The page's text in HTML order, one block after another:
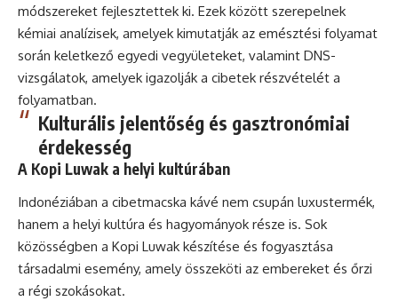
módszereket fejlesztettek ki. Ezek között szerepelnek
kémiai analízisek, amelyek kimutatják az emésztési folyamat
során keletkező egyedi vegyületeket, valamint DNS-
vizsgálatok, amelyek igazolják a cibetek részvételét a
folyamatban.
Kulturális jelentőség és gasztronómiai
érdekesség
A Kopi Luwak a helyi kultúrában
Indonéziában a cibetmacska kávé nem csupán luxustermék,
hanem a helyi kultúra és hagyományok része is. Sok
közösségben a Kopi Luwak készítése és fogyasztása
társadalmi esemény, amely összeköti az embereket és őrzi
a régi szokásokat.